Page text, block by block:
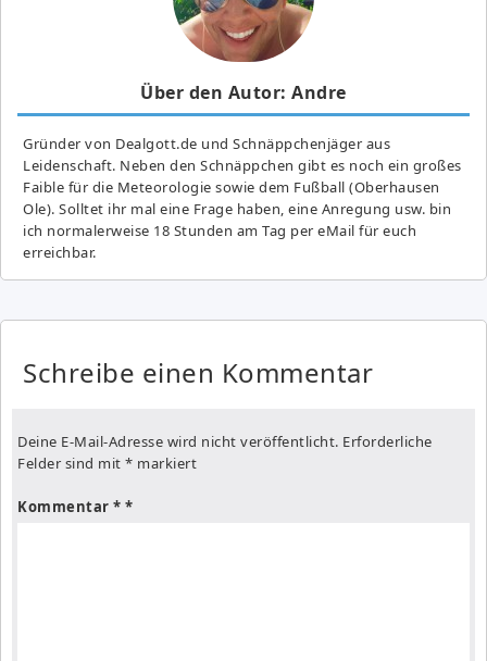
Über den Autor: Andre
Gründer von Dealgott.de und Schnäppchenjäger aus
Leidenschaft. Neben den Schnäppchen gibt es noch ein großes
Fai­ble für die Meteorologie sowie dem Fußball (Oberhausen
Ole). Solltet ihr mal eine Frage haben, eine Anregung usw. bin
ich normalerweise 18 Stunden am Tag per eMail für euch
erreichbar.
Schreibe einen Kommentar
Deine E-Mail-Adresse wird nicht veröffentlicht. Erforderliche
Felder sind mit * markiert
Kommentar *